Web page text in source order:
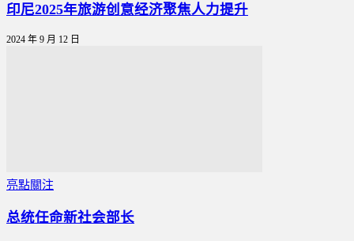
印尼2025年旅游创意经济聚焦人力提升
2024 年 9 月 12 日
亮點關注
总统任命新社会部长